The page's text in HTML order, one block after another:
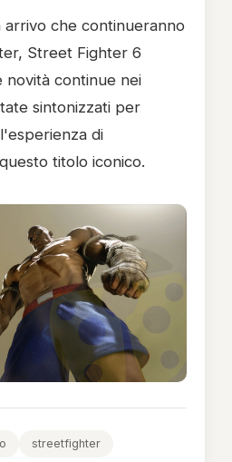
arrivo che continueranno
Street Fighter 6
novità continue nei
sintonizzati per
di
titolo iconico.
streetfighter